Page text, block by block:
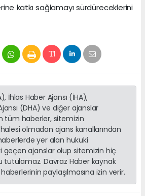
katkı sağlamayı sürdüreceklerini
İhlas Haber Ajansı (İHA),
(DHA) ve diğer ajanslar
tüm haberler, sitemizin
olmadan ajans kanallarından
yer alan hukuki
ajanslar olup sitemizin hiç
tutulamaz. Davraz Haber kaynak
paylaşılmasına izin verir.